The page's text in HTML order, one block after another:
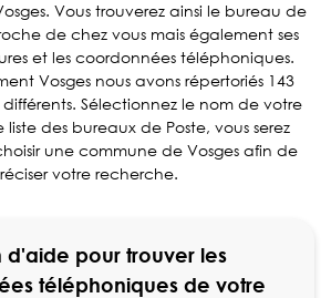
Vous trouverez ainsi le bureau de
de chez vous mais également ses
et les coordonnées téléphoniques.
Vosges nous avons répertoriés 143
Sélectionnez le nom de votre
des bureaux de Poste, vous serez
une commune de Vosges afin de
votre recherche.
d'aide pour trouver les
téléphoniques de votre